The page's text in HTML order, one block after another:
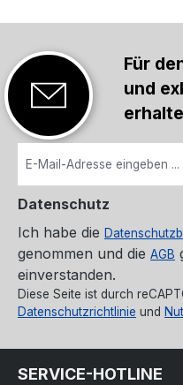
Für
und
Datenschutz
Ich habe die
genommen und die AGB
einverstanden.
Diese Seite ist durch
Datenschutzrichtlinie und
SERVICE-HOTLINE